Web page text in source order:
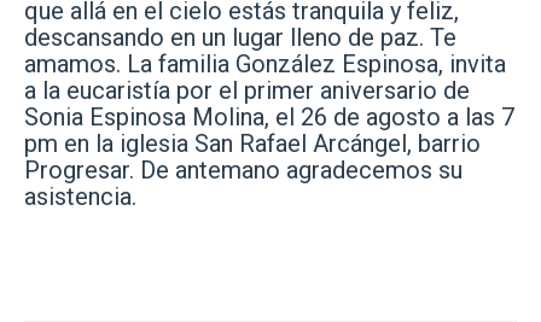
que allá en el cielo estás tranquila y feliz,
descansando en un lugar lleno de paz. Te
amamos. La familia González Espinosa, invita
a la eucaristía por el primer aniversario de
Sonia Espinosa Molina, el 26 de agosto a las 7
pm en la iglesia San Rafael Arcángel, barrio
Progresar. De antemano agradecemos su
asistencia.